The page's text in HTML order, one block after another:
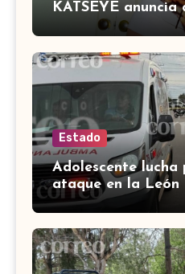
KATSEYE
temporalmente
Estado
Adolescente
ataque en la León I